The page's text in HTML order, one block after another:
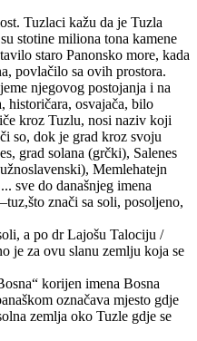
Tuzlaci kažu da je Tuzla
stotine miliona tona kamene
staro Panonsko more, kada
povlačilo sa ovih prostora.
njegovog postojanja i na
historičara, osvajača, bilo
kroz Tuzlu, nosi naziv koji
so, dok je grad kroz svoju
grad solana (grčki), Salenes
Memlehatejn
sve do današnjeg imena
znači sa soli, posoljeno,
a po dr Lajošu Talociju /
je za ovu slanu zemlju koja se
korijen imena Bosna
označava mjesto gdje
zemlja oko Tuzle gdje se